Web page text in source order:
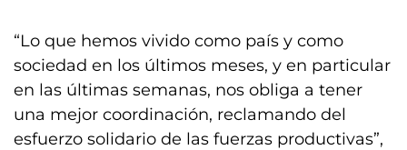
“Lo que hemos vivido como país y como
sociedad en los últimos meses, y en particular
en las últimas semanas, nos obliga a tener
una mejor coordinación, reclamando del
esfuerzo solidario de las fuerzas productivas”,